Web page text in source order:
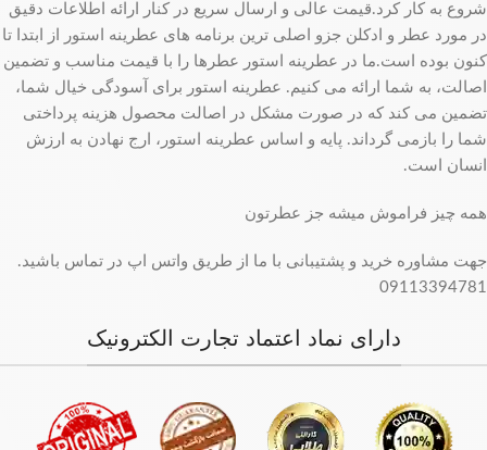
شروع به کار کرد.قیمت عالی و ارسال سریع در کنار ارائه اطلاعات دقیق
در مورد عطر و ادکلن جزو اصلی ترین برنامه های عطرینه استور از ابتدا تا
کنون بوده است.ما در عطرینه استور عطرها را با قیمت مناسب و تضمین
اصالت، به شما ارائه می کنیم. عطرینه استور برای آسودگی خیال شما،
تضمین می کند که در صورت مشکل در اصالت محصول هزینه پرداختی
شما را بازمی گرداند. پایه و اساس عطرینه استور، ارج نهادن به ارزش
انسان است.
همه چیز فراموش میشه جز عطرتون
جهت مشاوره خرید و پشتیبانی با ما از طریق واتس اپ در تماس باشید.
09113394781
دارای نماد اعتماد تجارت الکترونیک